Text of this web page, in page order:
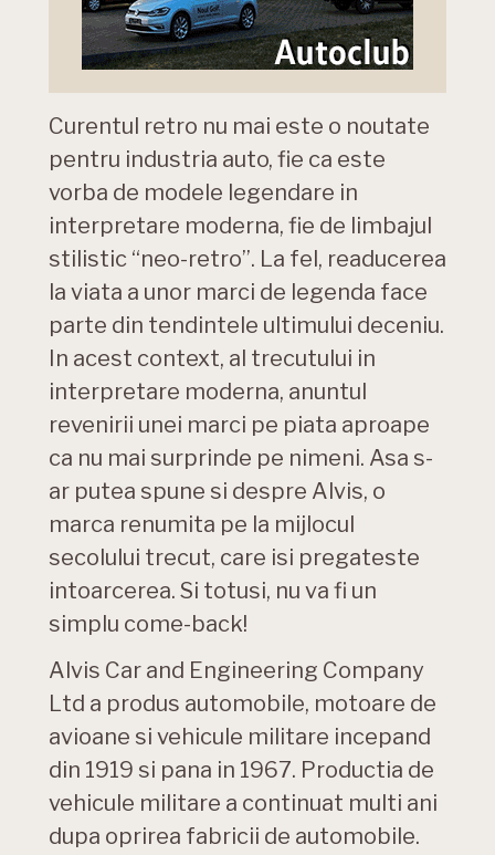
Curentul retro nu mai este o noutate
pentru industria auto, fie ca este
vorba de modele legendare in
interpretare moderna, fie de limbajul
stilistic “neo-retro”. La fel, readucerea
la viata a unor marci de legenda face
parte din tendintele ultimului deceniu.
In acest context, al trecutului in
interpretare moderna, anuntul
revenirii unei marci pe piata aproape
ca nu mai surprinde pe nimeni. Asa s-
ar putea spune si despre Alvis, o
marca renumita pe la mijlocul
secolului trecut, care isi pregateste
intoarcerea. Si totusi, nu va fi un
simplu come-back!
Alvis Car and Engineering Company
Ltd a produs automobile, motoare de
avioane si vehicule militare incepand
din 1919 si pana in 1967. Productia de
vehicule militare a continuat multi ani
dupa oprirea fabricii de automobile.